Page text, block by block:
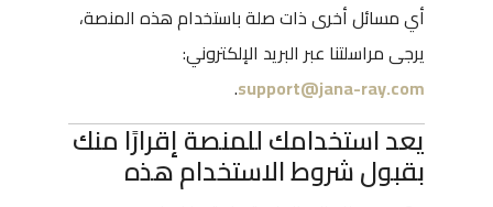
أي مسائل أخرى ذات صلة باستخدام هذه المنصة،
يرجى مراسلتنا عبر البريد الإلكتروني:
support@jana-ray.com
.
يعد استخدامك للمنصة إقرارًا منك
بقبول شروط الاستخدام هذه